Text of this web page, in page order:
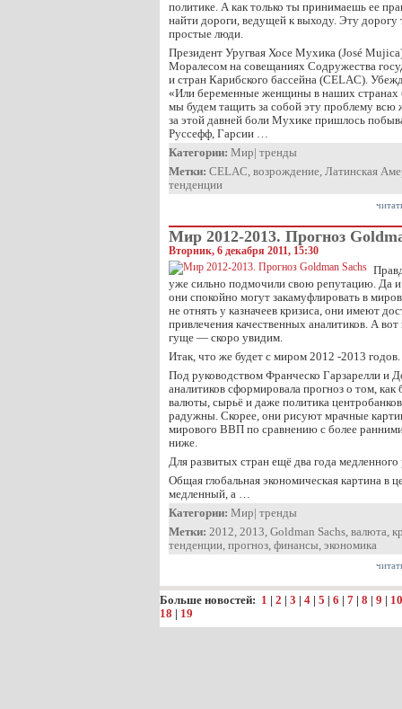
политике. А как только ты принимаешь ее
найти дороги, ведущей к выходу. Эту дорогу
простые люди.
Президент Уругвая Хосе Мухика (José
Моралесом на совещаниях Содружества
и стран Карибского бассейна (CELAC).
«Или беременные женщины в наших странах
мы будем тащить за собой эту проблему всю
за этой давней боли Мухике пришлось
Руссефф, Гарсии …
Категории: Мир| тренды
Метки: CELAC, возрождение, Латинская
тенденции
Мир 2012-2013. Прогноз
Вторник, 6 декабря 2011, 15:30
уже сильно подмочили свою репутацию. Да
они спокойно могут закамуфлировать в
не отнять у казначеев кризиса, они имеют
привлечения качественных аналитиков. А
гуще — скоро увидим.
Итак, что же будет с миром 2012 -2013 годов.
Под руководством Франческо Гарзарелли и
аналитиков сформировала прогноз о том, как
валюты, сырьё и даже политика
радужны. Скорее, они рисуют мрачные
мирового ВВП по сравнению с более
ниже.
Для развитых стран ещё два года медленного
Общая глобальная экономическая картина в
медленный, а …
Категории: Мир| тренды
Метки: 2012, 2013, Goldman Sachs, валюта,
тенденции, прогноз, финансы, экономика
Больше новостей: 1 | 2 | 3 | 4 | 5 | 6 | 7 | 8 | 9 | 10
18 | 19